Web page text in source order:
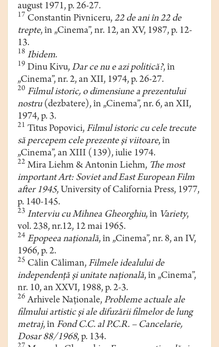
august 1971, p. 26-27.
17 Constantin Pivniceru,22 de ani în 22 de
trepte, în „Cinema”, nr. 12, an XV, 1987, p. 12-
13.
18 Ibidem.
19 Dinu Kivu,Dar ce nu e azi politică?, în
„Cinema”, nr. 2, an XII, 1974, p. 26-27.
20 Filmul istoric, o dimensiune a prezentului
nostru(dezbatere), în „Cinema”, nr. 6, an XII,
1974, p. 3.
21 Titus Popovici,Filmul istoric cu cele trecute
să percepem cele prezente şi viitoare, în
„Cinema”, an XIII (139), iulie 1974.
22 Mira Liehm & Antonin Liehm, The most
important Art: Soviet and East European Film
after 1945, University of California Press, 1977,
p. 140-145.
23 Interviu cu Mihnea Gheorghiu, în Variety,
vol. 238, nr.12, 12 mai 1965.
24 Epopeea naţională, în „Cinema”, nr. 8, an IV,
1966, p. 2.
25 Călin Căliman,Filmele idealului de
independenţă şi unitate naţională, în „Cinema”,
nr. 10, an XXVI, 1988, p. 2-3.
26 Arhivele Naţionale,Probleme actuale ale
filmului artistic şi ale difuzării filmelor de lung
metraj, în Fond C.C. al P.C.R. – Cancelarie,
Dosar 88/1968, p. 134.